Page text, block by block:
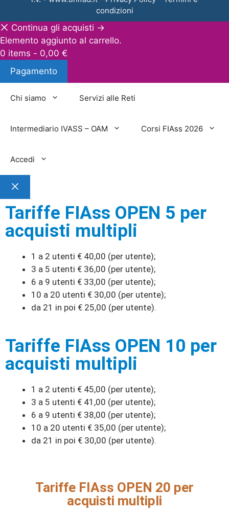
condizioni
Continua gli acquisti →
Elemento aggiunto al carrello.
0 items - 0,00 €
Pagamento
Chi siamo Servizi alle Reti
Intermediario IVASS – OAM Corsi FIAss 2026
Accedi
Tariffe FIAss OPEN 5 per
acquisti multipli
1 a 2 utenti € 40,00 (per utente);
3 a 5 utenti € 36,00 (per utente);
6 a 9 utenti € 33,00 (per utente);
10 a 20 utenti € 30,00 (per utente);
da 21 in poi € 25,00 (per utente).
Tariffe FIAss OPEN 10 per
acquisti multipli
1 a 2 utenti € 45,00 (per utente);
3 a 5 utenti € 41,00 (per utente);
6 a 9 utenti € 38,00 (per utente);
10 a 20 utenti € 35,00 (per utente);
da 21 in poi € 30,00 (per utente).
Tariffe FIAss OPEN 20 per
acquisti multipli